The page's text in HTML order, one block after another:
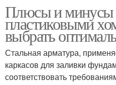
Плюсы и минусы
пластиковыми
выбрать
Стальная арматура,
каркасов для заливки
соответствовать